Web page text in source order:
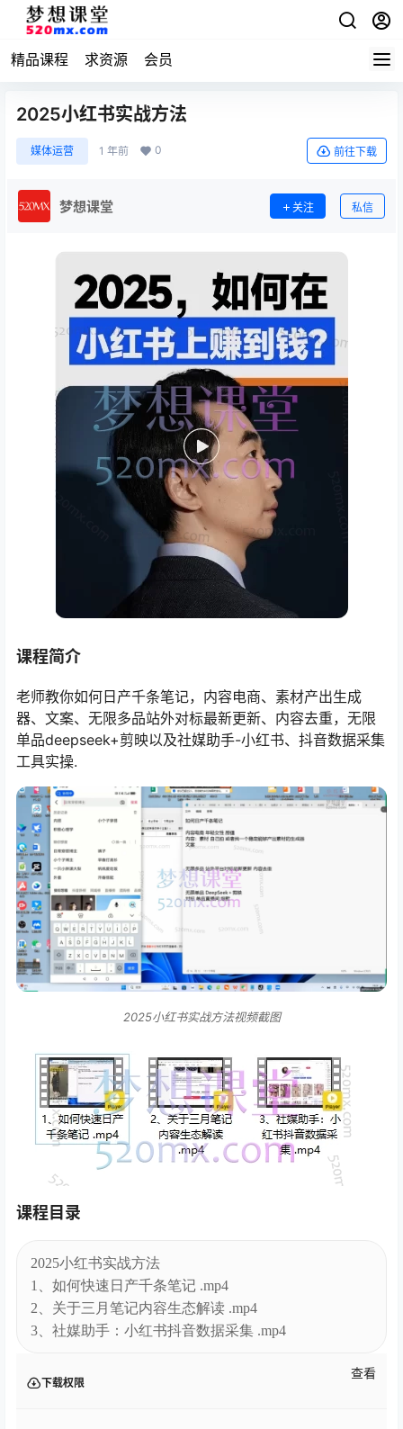
精品课程 求资源 会员
2025小红书实战方法
媒体运营 1 年前 0 前往下载
梦想课堂 关注 私信
课程简介
老师教你如何日产千条笔记，内容电商、素材产出生成
器、文案、无限多品站外对标最新更新、内容去重，无限
单品deepseek+剪映以及社媒助手-小红书、抖音数据采集
工具实操.
2025小红书实战方法视频截图
课程目录
2025小红书实战方法
1、如何快速日产千条笔记 .mp4
2、关于三月笔记内容生态解读 .mp4
3、社媒助手：小红书抖音数据采集 .mp4
下载权限
查看